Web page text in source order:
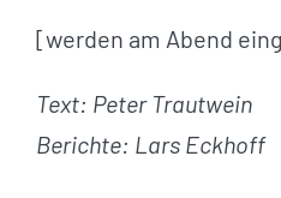
[werden am Abend
Text: Peter Trautwein
Berichte: Lars Eckhoff